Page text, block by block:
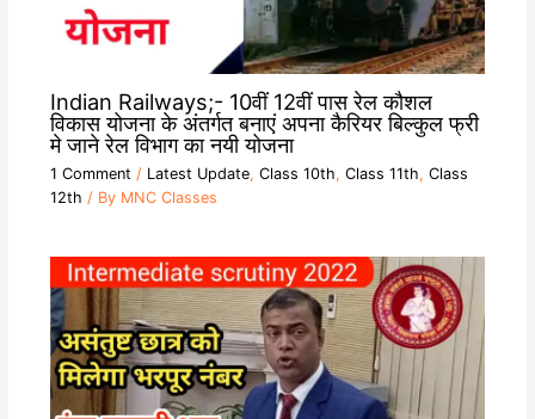
Indian Railways;- 10वीं 12वीं पास रेल कौशल
विकास योजना के अंतर्गत बनाएं अपना कैरियर बिल्कुल फ्री
मे जाने रेल विभाग का नयी योजना
1 Comment / Latest Update, Class 10th, Class 11th, Class
12th / By MNC Classes